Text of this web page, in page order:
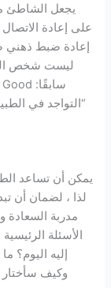
يجعل الشاطئ
على إعادة الاتصال
إعادة ضبط ذهني
ليست شخص
“التواجد في
يمكن أن تساعد
لذا ، لضمان أن
مدربة
الأسئلة
إليه اليوم؟
وكيف سأختار